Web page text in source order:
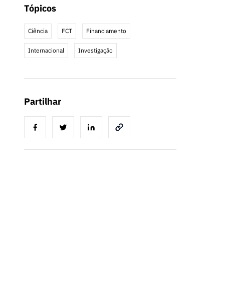
Tópicos
Ciência FCT Financiamento
Internacional Investigação
Partilhar